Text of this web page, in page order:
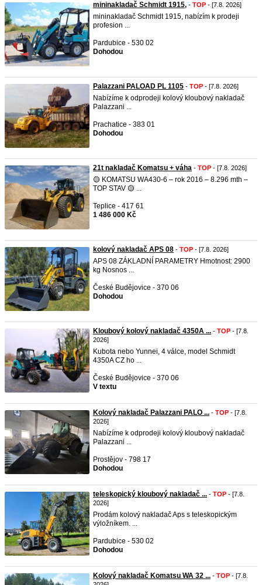
mininakladač Schmidt 1915, - TOP - [7.8. 2026]
mininakladač Schmidt 1915, nabízím k prodeji
profesion ...
Pardubice - 530 02
Dohodou
Palazzani PALOAD PL 1105 - TOP - [7.8. 2026]
Nabízíme k odprodeji kolový kloubový nakladač
Palazzani ...
Prachatice - 383 01
Dohodou
21t nakladač Komatsu + váha - TOP - [7.8. 2026]
🟡 KOMATSU WA430‑6 – rok 2016 – 8.296 mth –
TOP STAV 🟡 ...
Teplice - 417 61
1 486 000 Kč
kolový nakladač APS 08 - TOP - [7.8. 2026]
APS 08 ZÁKLADNÍ PARAMETRY Hmotnost: 2900
kg Nosnos ...
České Budějovice - 370 06
Dohodou
Kloubový kolový nakladač 4350A ... - TOP - [7.8.
2026]
Kubota nebo Yunnei, 4 válce, model Schmidt
4350A CZ ho ...
České Budějovice - 370 06
V textu
Kolový nakladač Palazzani PALO ... - TOP - [7.8.
2026]
Nabízíme k odprodeji kolový kloubový nakladač
Palazzani ...
Prostějov - 798 17
Dohodou
teleskopický kloubový nakladač ... - TOP - [7.8.
2026]
Prodám kolový nakladač Aps s teleskopickým
výložníkem. ...
Pardubice - 530 02
Dohodou
Kolový nakladač Komatsu WA 32 ... - TOP - [7.8.